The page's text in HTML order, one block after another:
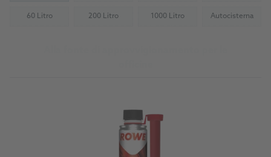
60 Litro
(Not available) 200 Litro(Not available) 1000 Litro(Not available)Autocisterna
(Not